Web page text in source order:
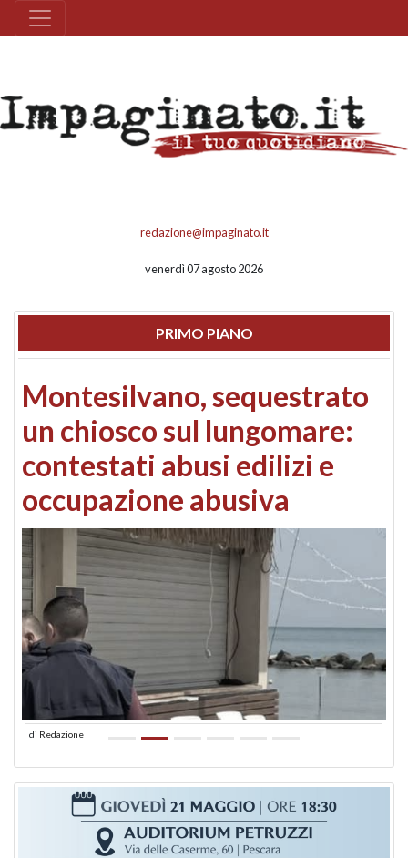
redazione@impaginato.it
venerdì 07 agosto 2026
PRIMO PIANO
Montesilvano, sequestrato
un chiosco sul lungomare:
contestati abusi edilizi e
occupazione abusiva
di Redazione